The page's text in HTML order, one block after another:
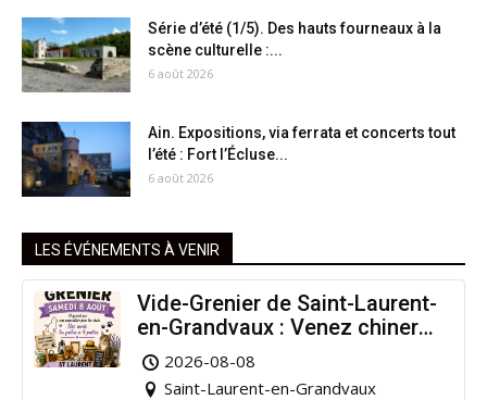
Série d’été (1/5). Des hauts fourneaux à la
scène culturelle :...
6 août 2026
Ain. Expositions, via ferrata et concerts tout
l’été : Fort l’Écluse...
6 août 2026
LES ÉVÉNEMENTS À VENIR
Vide-Grenier de Saint-Laurent-
en-Grandvaux : Venez chiner
pour la bonne cause !
2026-08-08
Saint-Laurent-en-Grandvaux